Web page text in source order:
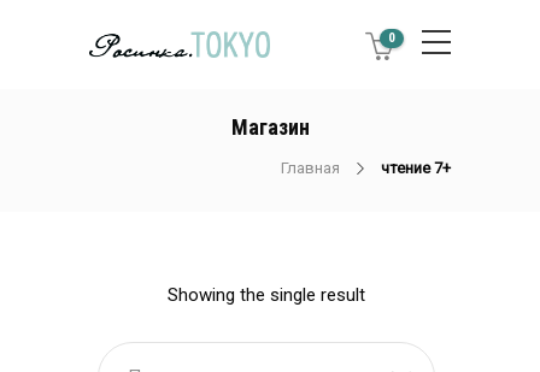
0
Магазин
Главная чтение 7+
Showing the single result